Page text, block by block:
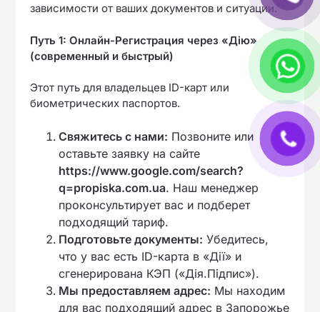
зависимости от ваших документов и ситуации.
Путь 1: Онлайн-Регистрация через «Дію»
(современный и быстрый)
Этот путь для владельцев ID-карт или
биометрических паспортов.
Свяжитесь с нами: Позвоните или
оставьте заявку на сайте
https://www.google.com/search?
q=propiska.com.ua. Наш менеджер
проконсультирует вас и подберет
подходящий тариф.
Подготовьте документы: Убедитесь,
что у вас есть ID-карта в «Дії» и
сгенерирована КЭП («Дія.Підпис»).
Мы предоставляем адрес: Мы находим
для вас подходящий адрес в Запорожье